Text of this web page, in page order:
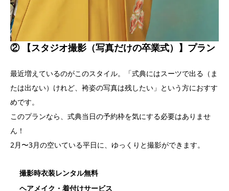
② 【スタジオ撮影（写真だけの卒業式）】プラン
最近増えているのがこのスタイル。「式典にはスーツで出る（ま
たは出ない）けれど、袴姿の写真は残したい」という方におすす
めです。
このプランなら、式典当日の予約枠を気にする必要はありませ
ん！
2月〜3月の空いている平日に、ゆっくりと撮影ができます。
撮影時衣装レンタル無料
ヘアメイク・着付けサービス